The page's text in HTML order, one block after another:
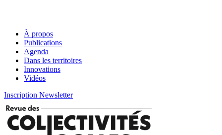
À propos
Publications
Agenda
Dans les territoires
Innovations
Vidéos
Inscription Newsletter